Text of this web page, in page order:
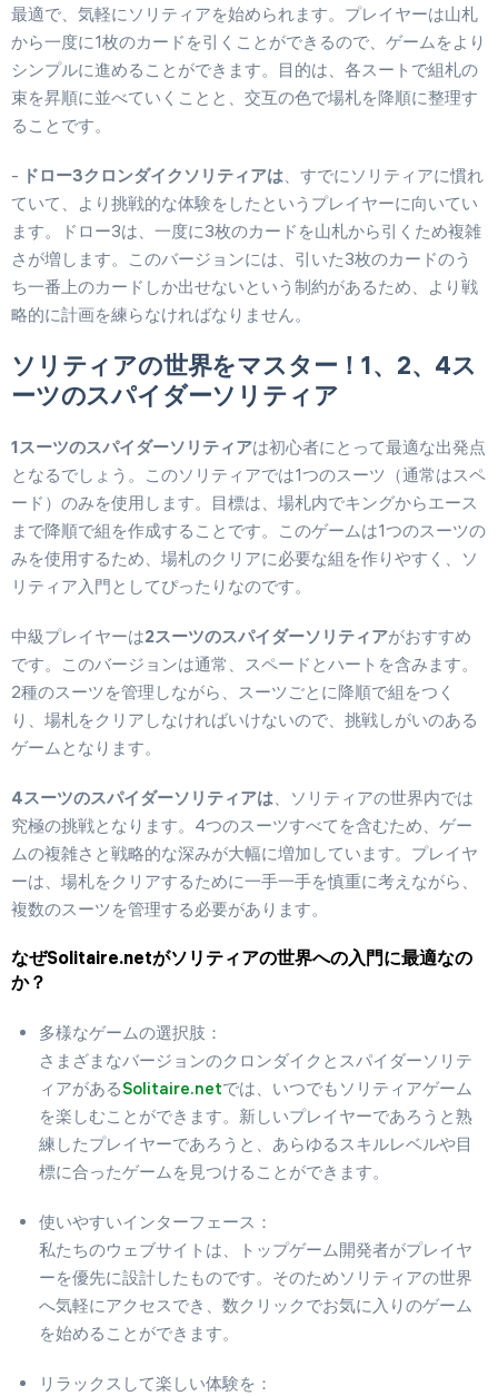
最適で、気軽にソリティアを始められます。プレイヤーは山札
から一度に1枚のカードを引くことができるので、ゲームをより
シンプルに進めることができます。目的は、各スートで組札の
束を昇順に並べていくことと、交互の色で場札を降順に整理す
ることです。
- ドロー3クロンダイクソリティアは、すでにソリティアに慣れ
ていて、より挑戦的な体験をしたというプレイヤーに向いてい
ます。ドロー3は、一度に3枚のカードを山札から引くため複雑
さが増します。このバージョンには、引いた3枚のカードのう
ち一番上のカードしか出せないという制約があるため、より戦
略的に計画を練らなければなりません。
ソリティアの世界をマスター！1、2、4ス
ーツのスパイダーソリティア
1スーツのスパイダーソリティアは初心者にとって最適な出発点
となるでしょう。このソリティアでは1つのスーツ（通常はスペ
ード）のみを使用します。目標は、場札内でキングからエース
まで降順で組を作成することです。このゲームは1つのスーツの
みを使用するため、場札のクリアに必要な組を作りやすく、ソ
リティア入門としてぴったりなのです。
中級プレイヤーは2スーツのスパイダーソリティアがおすすめ
です。このバージョンは通常、スペードとハートを含みます。
2種のスーツを管理しながら、スーツごとに降順で組をつく
り、場札をクリアしなければいけないので、挑戦しがいのある
ゲームとなります。
4スーツのスパイダーソリティアは、ソリティアの世界内では
究極の挑戦となります。4つのスーツすべてを含むため、ゲー
ムの複雑さと戦略的な深みが大幅に増加しています。プレイヤ
ーは、場札をクリアするために一手一手を慎重に考えながら、
複数のスーツを管理する必要があります。
なぜSolitaire.netがソリティアの世界への入門に最適なの
か？
多様なゲームの選択肢：
さまざまなバージョンのクロンダイクとスパイダーソリテ
ィアがあるSolitaire.netでは、いつでもソリティアゲーム
を楽しむことができます。新しいプレイヤーであろうと熟
練したプレイヤーであろうと、あらゆるスキルレベルや目
標に合ったゲームを見つけることができます。
使いやすいインターフェース：
私たちのウェブサイトは、トップゲーム開発者がプレイヤ
ーを優先に設計したものです。そのためソリティアの世界
へ気軽にアクセスでき、数クリックでお気に入りのゲーム
を始めることができます。
リラックスして楽しい体験を：